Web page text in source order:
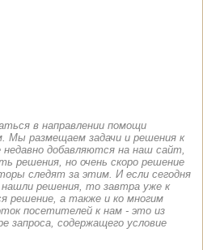
в направлении помощи
Мы размещаем задачи и решения к
добавляются на наш сайт,
решения, но очень скоро решение
следят за этим. И если сегодня
решения, то завтра уже к
решение, а также и ко многим
посетителей к нам - это из
запроса, содержащего условие